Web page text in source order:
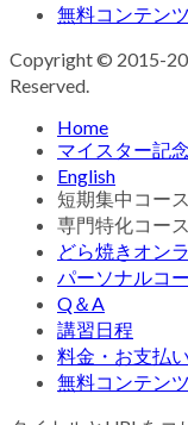
無料コンテンツ
Copyright © 2015-
Reserved.
Home
マイスター記
English
短期集中コース
専門特化コース
どら焼きオン
パーソナルコ
Q＆A
講習日程
料金・お支払い
無料コンテンツ